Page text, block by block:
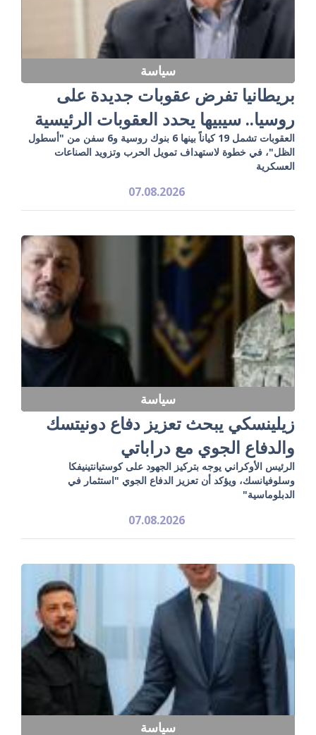
سياسة
بريطانيا تفرض عقوبات جديدة على
روسيا.. سيبيها يحدد العقوبات الرئيسية
العقوبات تشمل 19 كياناً بينها 6 بنوك روسية و6 سفن من "أسطول
الظل"، في خطوة لاستهداف تمويل الحرب وتزويد الصناعات
العسكرية
07.08.2026
سياسة
زيلينسكي يبحث تعزيز دفاع دونيتسك
والدفاع الجوي مع دراباتي
الرئيس الأوكراني يوجه بتركيز الجهود على كوستيانتينيفكا
وسلوفيانسك، ويؤكد أن تعزيز الدفاع الجوي "استثمار في
الدبلوماسية"
07.08.2026
سياسة